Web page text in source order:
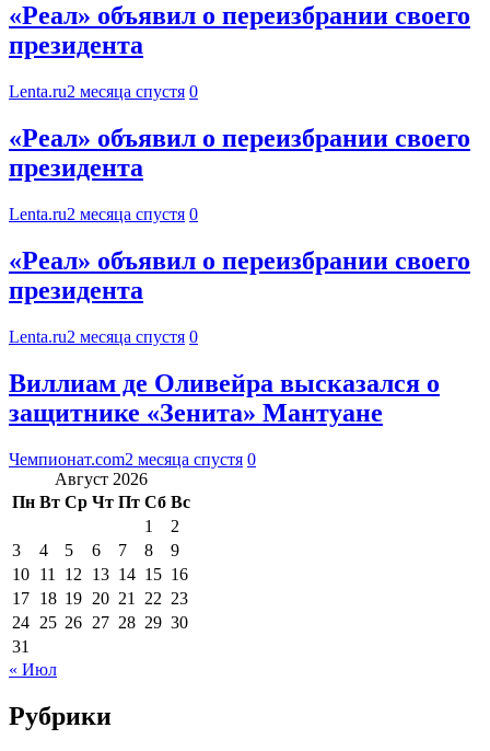
«Реал» объявил о переизбрании своего
президента
Lenta.ru2 месяца спустя 0
«Реал» объявил о переизбрании своего
президента
Lenta.ru2 месяца спустя 0
«Реал» объявил о переизбрании своего
президента
Lenta.ru2 месяца спустя 0
Виллиам де Оливейра высказался о
защитнике «Зенита» Мантуане
Чемпионат.com2 месяца спустя 0
Август 2026
Пн Вт Ср Чт Пт Сб Вс
1
2
3
4 5 6 7 8
9
10 11 12 13 14 15 16
17 18 19 20 21 22 23
24 25 26 27 28 29 30
31
« Июл
Рубрики